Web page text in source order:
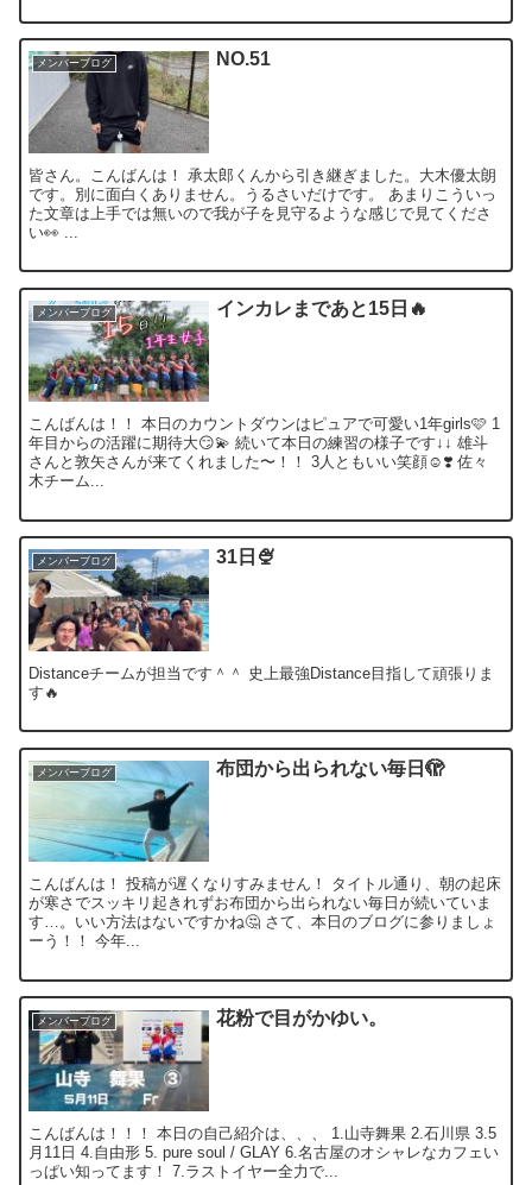
メンバーブログ NO.51
皆さん。こんばんは！ 承太郎くんから引き継ぎました。大木優太朗
です。別に面白くありません。うるさいだけです。 あまりこういっ
た文章は上手では無いので我が子を見守るような感じで見てくださ
い👀 ...
メンバーブログ インカレまであと15日🔥
こんばんは！！ 本日のカウントダウンはピュアで可愛い1年girls🩷 1
年目からの活躍に期待大😏💫 続いて本日の練習の様子です↓↓ 雄斗
さんと敦矢さんが来てくれました〜！！ 3人ともいい笑顔☺️❣️ 佐々
木チーム...
メンバーブログ 31日🍨
Distanceチームが担当です＾＾ 史上最強Distance目指して頑張りま
す🔥
メンバーブログ 布団から出られない毎日🫣
こんばんは！ 投稿が遅くなりすみません！ タイトル通り、朝の起床
が寒さでスッキリ起きれずお布団から出られない毎日が続いていま
す…。いい方法はないですかね🤔 さて、本日のブログに参りましょ
ーう！！ 今年...
メンバーブログ 花粉で目がかゆい。
こんばんは！！！ 本日の自己紹介は、、、 1.山寺舞果 2.石川県 3.5
月11日 4.自由形 5. pure soul / GLAY 6.名古屋のオシャレなカフェい
っぱい知ってます！ 7.ラストイヤー全力で...